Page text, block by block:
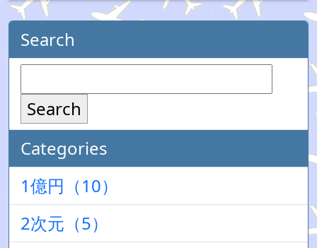
Search
Search
Categories
1億円（10）
2次元（5）